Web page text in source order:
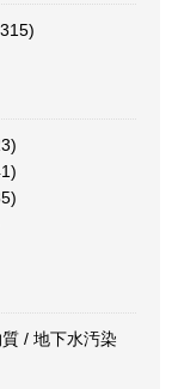
/ 地下水汚染